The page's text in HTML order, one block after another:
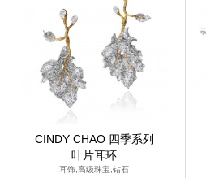
CINDY CHAO 四季系列
叶片耳环
耳饰,高级珠宝,钻石